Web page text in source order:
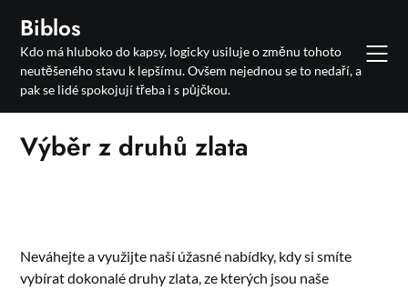
content
Biblos
Kdo má hluboko do kapsy, logicky usiluje o změnu tohoto
neutěšeného stavu k lepšímu. Ovšem nejednou se to nedaří, a
pak se lidé spokojují třeba i s půjčkou.
Výběr z druhů zlata
Neváhejte a využijte naší úžasné nabídky, kdy si smíte
vybírat dokonalé druhy zlata, ze kterých jsou naše